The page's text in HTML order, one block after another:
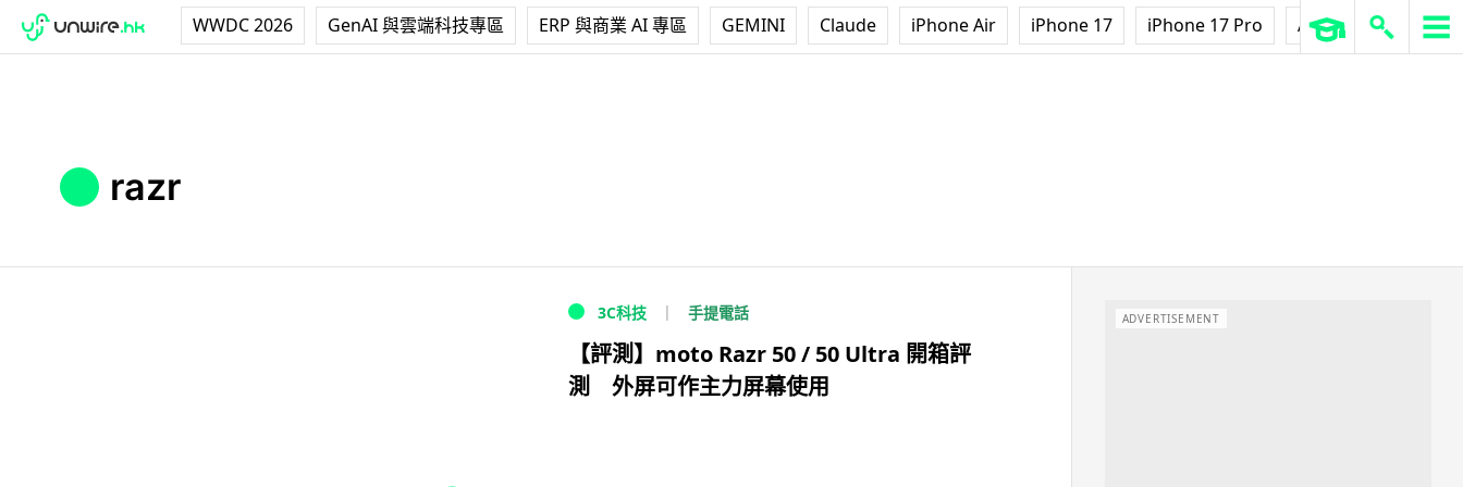
WWDC 2026 GenAI 與雲端科技專區 ERP 與商業 AI 專區 GEMINI Claude iPhone Air iPhone 17 iPhone 17 Pro AirPods Pro 3
razr
3C科技 手提電話
【評測】moto Razr 50 / 50 Ultra 開箱評
測 外屏可作主力屏幕使用
ADVERTISEMENT